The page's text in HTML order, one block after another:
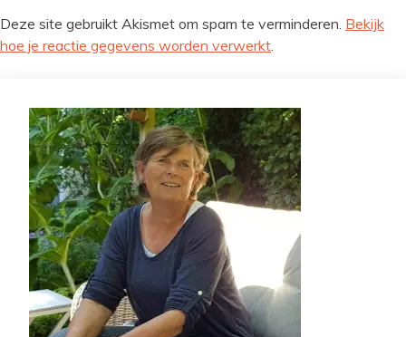
Deze site gebruikt Akismet om spam te verminderen. Bekijk
hoe je reactie gegevens worden verwerkt